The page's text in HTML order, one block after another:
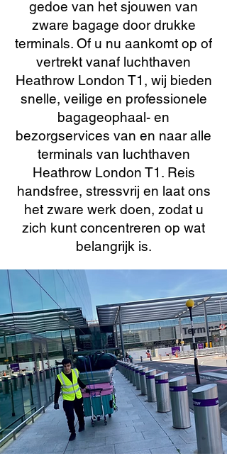
gedoe van het sjouwen van
zware bagage door drukke
terminals. Of u nu aankomt op of
vertrekt vanaf luchthaven
Heathrow London T1, wij bieden
snelle, veilige en professionele
bagageophaal- en
bezorgservices van en naar alle
terminals van luchthaven
Heathrow London T1. Reis
handsfree, stressvrij en laat ons
het zware werk doen, zodat u
zich kunt concentreren op wat
belangrijk is.